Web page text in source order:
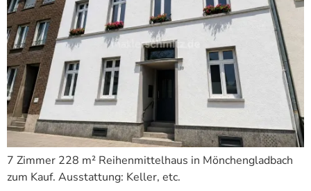
7 Zimmer 228 m² Reihenmittelhaus in Mönchengladbach
zum Kauf. Ausstattung: Keller, etc.